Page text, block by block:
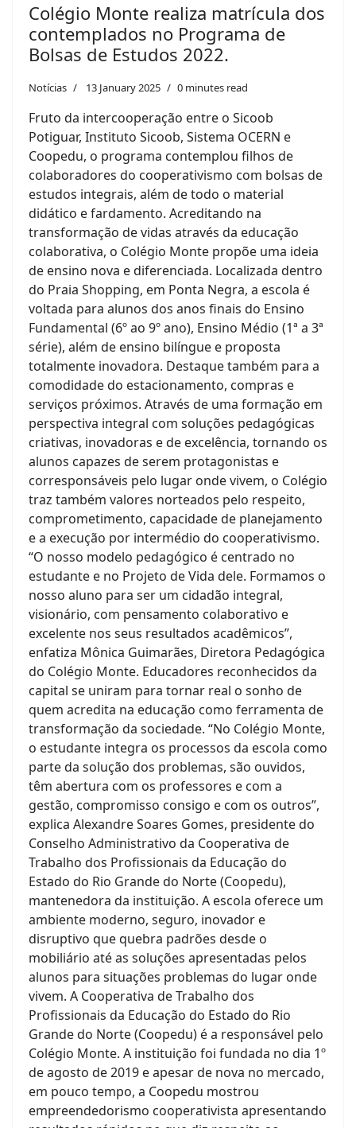
Colégio Monte realiza matrícula dos
contemplados no Programa de
Bolsas de Estudos 2022.
Notícias 13 January 2025 0 minutes read
Fruto da intercooperação entre o Sicoob
Potiguar, Instituto Sicoob, Sistema OCERN e
Coopedu, o programa contemplou filhos de
colaboradores do cooperativismo com bolsas de
estudos integrais, além de todo o material
didático e fardamento. Acreditando na
transformação de vidas através da educação
colaborativa, o Colégio Monte propõe uma ideia
de ensino nova e diferenciada. Localizada dentro
do Praia Shopping, em Ponta Negra, a escola é
voltada para alunos dos anos finais do Ensino
Fundamental (6º ao 9º ano), Ensino Médio (1ª a 3ª
série), além de ensino bilíngue e proposta
totalmente inovadora. Destaque também para a
comodidade do estacionamento, compras e
serviços próximos. Através de uma formação em
perspectiva integral com soluções pedagógicas
criativas, inovadoras e de excelência, tornando os
alunos capazes de serem protagonistas e
corresponsáveis pelo lugar onde vivem, o Colégio
traz também valores norteados pelo respeito,
comprometimento, capacidade de planejamento
e a execução por intermédio do cooperativismo.
“O nosso modelo pedagógico é centrado no
estudante e no Projeto de Vida dele. Formamos o
nosso aluno para ser um cidadão integral,
visionário, com pensamento colaborativo e
excelente nos seus resultados acadêmicos”,
enfatiza Mônica Guimarães, Diretora Pedagógica
do Colégio Monte. Educadores reconhecidos da
capital se uniram para tornar real o sonho de
quem acredita na educação como ferramenta de
transformação da sociedade. “No Colégio Monte,
o estudante integra os processos da escola como
parte da solução dos problemas, são ouvidos,
têm abertura com os professores e com a
gestão, compromisso consigo e com os outros”,
explica Alexandre Soares Gomes, presidente do
Conselho Administrativo da Cooperativa de
Trabalho dos Profissionais da Educação do
Estado do Rio Grande do Norte (Coopedu),
mantenedora da instituição. A escola oferece um
ambiente moderno, seguro, inovador e
disruptivo que quebra padrões desde o
mobiliário até as soluções apresentadas pelos
alunos para situações problemas do lugar onde
vivem. A Cooperativa de Trabalho dos
Profissionais da Educação do Estado do Rio
Grande do Norte (Coopedu) é a responsável pelo
Colégio Monte. A instituição foi fundada no dia 1º
de agosto de 2019 e apesar de nova no mercado,
em pouco tempo, a Coopedu mostrou
empreendedorismo cooperativista apresentando